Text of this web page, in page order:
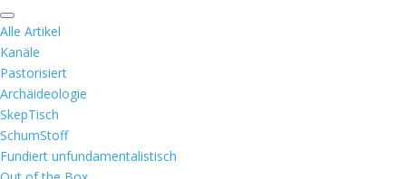
Alle Artikel
Kanäle
Pastorisiert
Archäideologie
SkepTisch
SchumStoff
Fundiert unfundamentalistisch